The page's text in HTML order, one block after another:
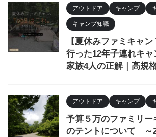
アウトドア キャンプ
キャンプ知識
【夏休みファミキャ
行った12年子連れキ
家族4人の正解｜高規
アウトドア キャンプ
予算５万のファミリー
のテントについて ～